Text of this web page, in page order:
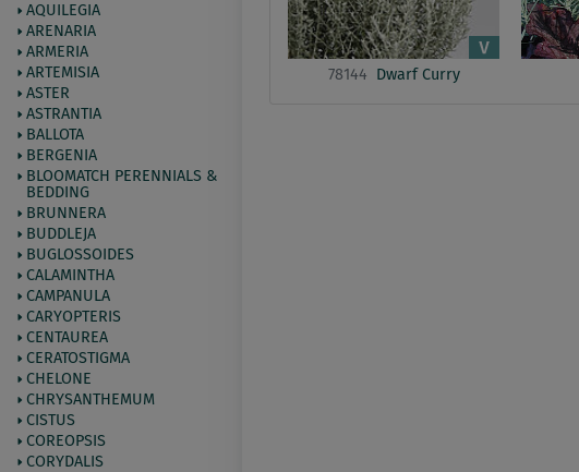
AQUILEGIA
ARENARIA
ARMERIA
ARTEMISIA
ASTER
ASTRANTIA
BALLOTA
BERGENIA
BLOOMATCH PERENNIALS &
BEDDING
BRUNNERA
BUDDLEJA
BUGLOSSOIDES
CALAMINTHA
CAMPANULA
CARYOPTERIS
CENTAUREA
CERATOSTIGMA
CHELONE
CHRYSANTHEMUM
CISTUS
COREOPSIS
CORYDALIS
78144 Dwarf Curry